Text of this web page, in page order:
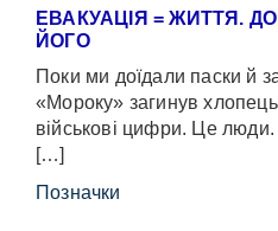
ЕВАКУАЦІЯ = ЖИТТЯ.
ЙОГО
Поки ми доїдали паски й
«Мороку» загинув
військові цифри. Це
[…]
Позначки